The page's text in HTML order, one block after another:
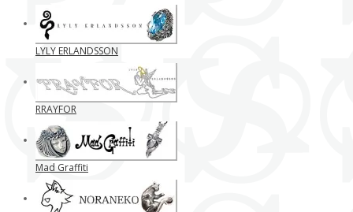
LYLY ERLANDSSON
RRAYFOR
Mad Graffiti